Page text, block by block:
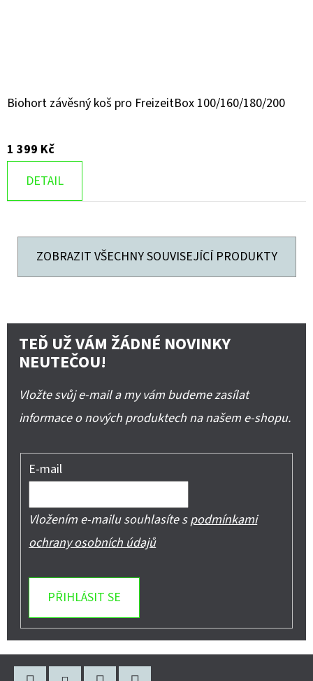
Biohort závěsný koš pro FreizeitBox 100/160/180/200
1 399 Kč
DETAIL
ZOBRAZIT VŠECHNY SOUVISEJÍCÍ PRODUKTY
TEĎ UŽ VÁM ŽÁDNÉ NOVINKY
NEUTEČOU!
Vložte svůj e-mail a my vám budeme zasílat
informace o nových produktech na našem e-shopu.
E-mail
Vložením e-mailu souhlasíte spodmínkami
ochrany osobních údajů
PŘIHLÁSIT SE
Z